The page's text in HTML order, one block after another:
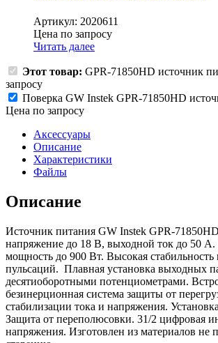
Артикул: 2020611
Цена по запросу
Читать далее
Этот товар: GPR-71850HD источник
запросу
Поверка GW Instek GPR-71850HD
Цена по запросу
Аксессуары
Описание
Характеристики
Файлы
Описание
Источник питания GW Instek GPR-
напряжение до 18 В, выходной ток до 50
мощность до 900 Вт. Высокая
пульсаций. Плавная установка выходных
десятиоборотными потенциометрами.
безинерционная система защиты от
стабилизации тока и напряжения.
Защита от переполюсовки. 31/2 цифровая
напряжения. Изготовлен из материалов не